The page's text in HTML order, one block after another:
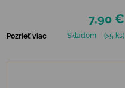
7,90 €
Pozrieť viac Skladom (>5 ks)